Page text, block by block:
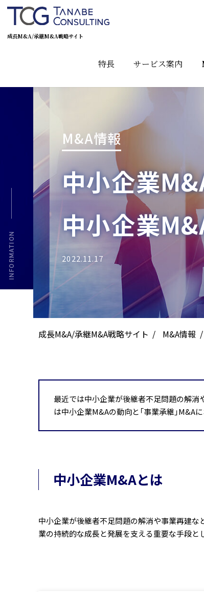
成長M&A/承継M&A戦略サイト
特長 サービス案内
M&A情報
中小企業
中小企業
2022.11.17
成長M&A/承継M&A戦略サイト M&A情報
最近では中小企業が後継者不足問題の解
は中小企業M&Aの動向と「事業承継」M&A
中小企業M&Aとは
中小企業が後継者不足問題の解消や事業再建な
業の持続的な成長と発展を支える重要な手段と